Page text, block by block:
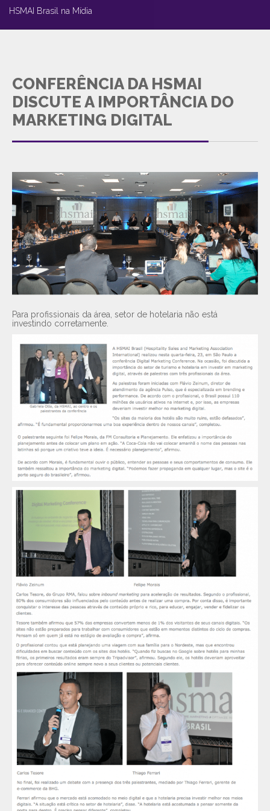
HSMAI Brasil na Mídia
CONFERÊNCIA DA HSMAI
DISCUTE A IMPORTÂNCIA DO
MARKETING DIGITAL
Para profissionais da área, setor de hotelaria não está
investindo corretamente.